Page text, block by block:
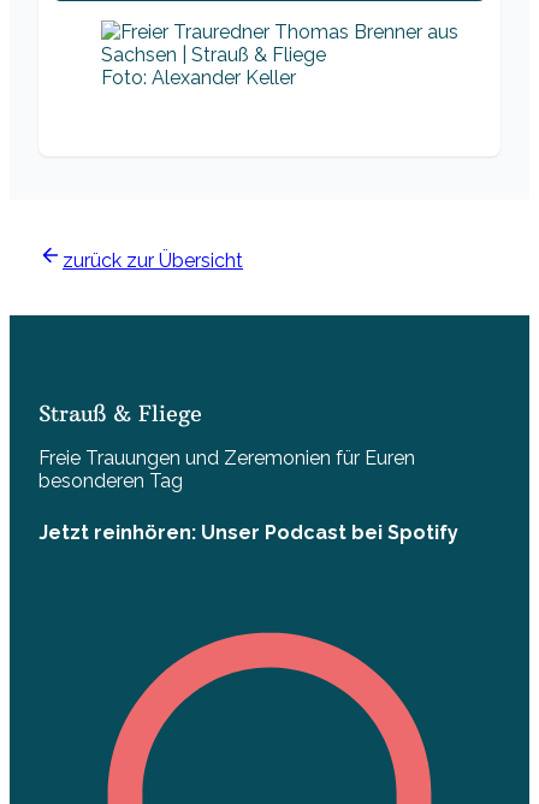
Foto: Alexander Keller
zurück zur Übersicht
Strauß & Fliege
Freie Trauungen und Zeremonien für Euren
besonderen Tag
Jetzt reinhören: Unser Podcast bei Spotify